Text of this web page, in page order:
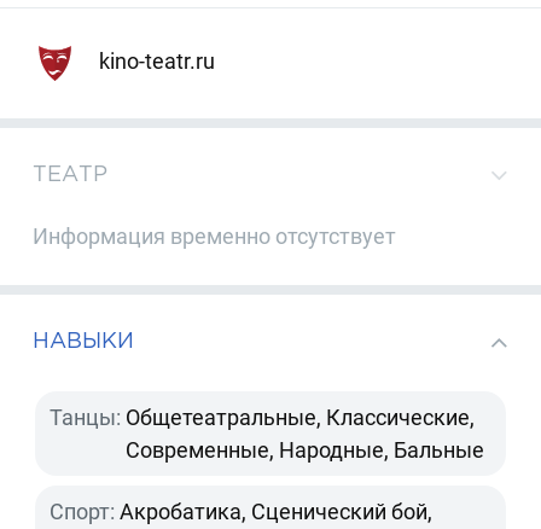
kino-teatr.ru
ТЕАТР
Информация временно отсутствует
НАВЫКИ
Танцы: Общетеатральные, Классические,
Современные, Народные, Бальные
Спорт: Акробатика, Сценический бой,